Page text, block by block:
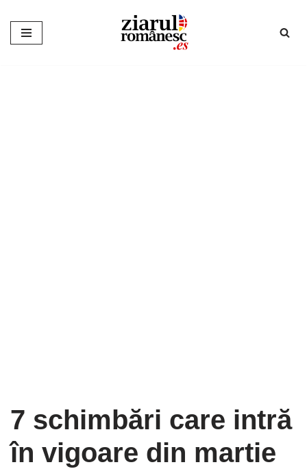
Sari
7 schimbări care intră
în vigoare din martie